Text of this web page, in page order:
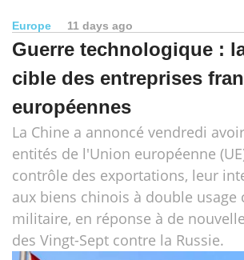
Europe 11 days ago
Guerre technologique :
cible des entreprises
européennes
La Chine a annoncé vendredi
entités de l'Union européenne
contrôle des exportations, leur
aux biens chinois à double usage
militaire, en réponse à de
des Vingt-Sept contre la Russie.